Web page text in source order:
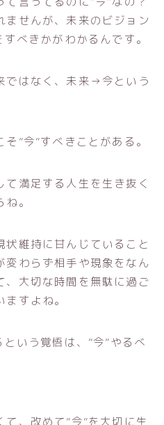
ませんが、未来のビジョン
べきかがわかるんです。
はなく、未来→今という
”今”すべきことがある。
満足する人生を生き抜く
。
維持に甘んじていること
変わらず相手や現象をなん
、大切な時間を無駄に過ご
すよね。
いう覚悟は、”今”やるべ
、改めて”今”を大切に生